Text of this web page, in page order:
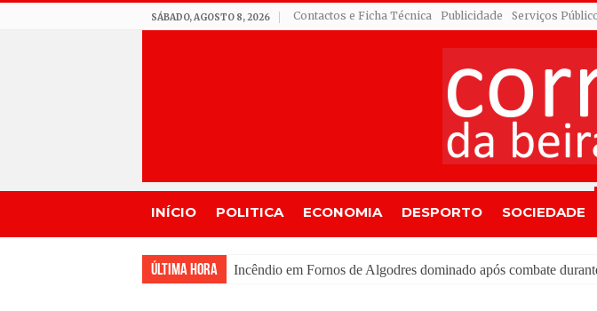
SÁBADO, AGOSTO 8, 2026 Contactos e Ficha Técnica Publicidade Serviços
INÍCIO POLITICA ECONOMIA DESPORTO SOCIEDADE
Última Hora Seia assinala centenário d